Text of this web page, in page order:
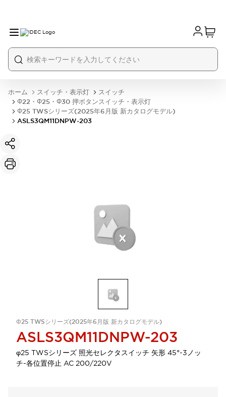
ホーム スイッチ・表示灯
スイッチ
Φ22・Φ25・Φ30 押ボタンスイッチ・表示灯
Φ25 TWSシリーズ(2025年6月版 新カタログモデル)
ASLS3QM11DNPW-203
Φ25 TWSシリーズ(2025年6月版 新カタログモデル)
ASLS3QM11DNPW-203
φ25 TWSシリーズ 照光セレクタスイッチ 矢形 45°-3ノッ
チ-各位置停止 AC 200/220V